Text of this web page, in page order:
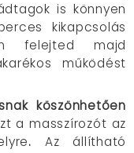
is könnyen
kikapcsolás
felejted majd
működést
köszönhetően
a masszírozót az
. Az állítható